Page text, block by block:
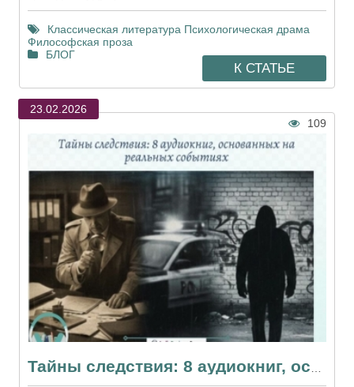
Классическая литература Психологическая драма
Философская проза
БЛОГ
К СТАТЬЕ
23.02.2026
109